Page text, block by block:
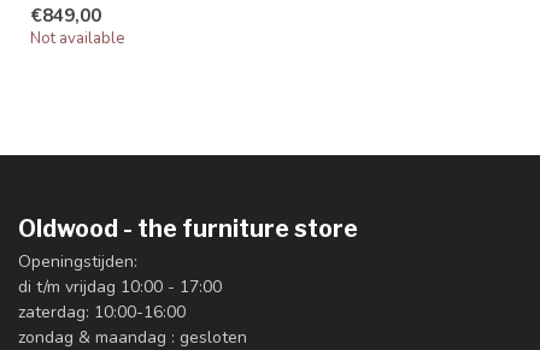
€849,00
Not available
Oldwood - the furniture store
Openingstijden:
di t/m vrijdag 10:00 - 17:00
zaterdag: 10:00-16:00
zondag & maandag : gesloten